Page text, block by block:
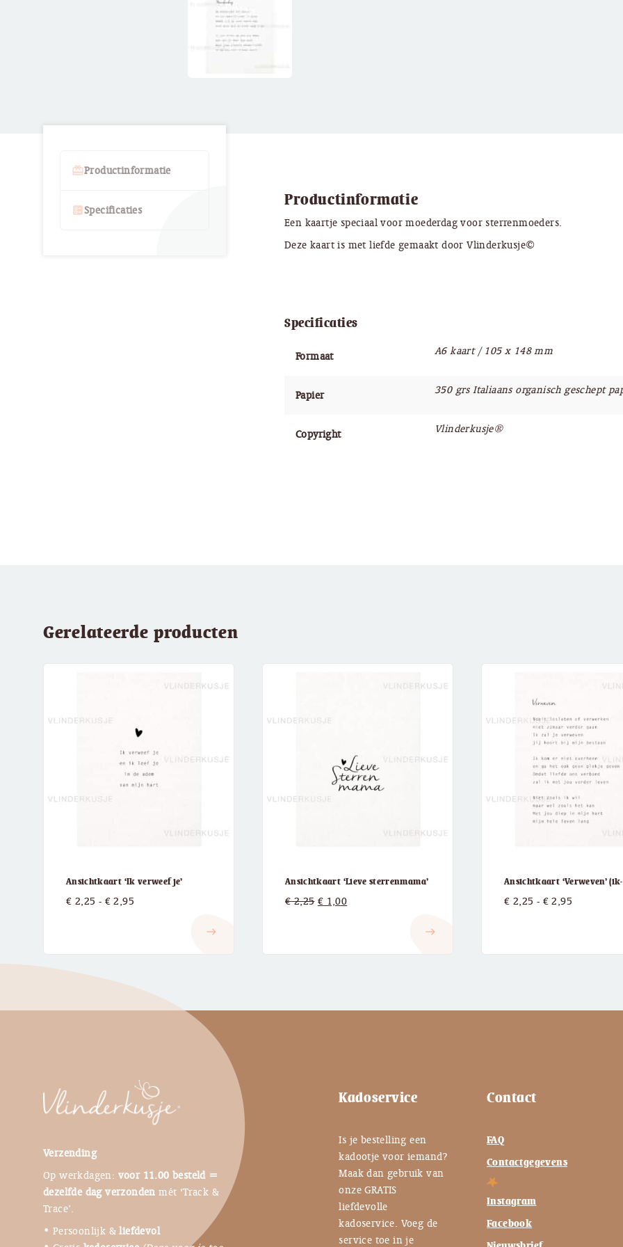
card_giftcardProductinformatie
ballotSpecificaties
Productinformatie
Een kaartje speciaal voor moederdag voor sterrenmoeders.
Deze kaart is met liefde gemaakt door Vlinderkusje©
Specificaties
Formaat A6 kaart / 105 x 148 mm
Papier 350 grs Italiaans organisch geschept
Copyright Vlinderkusje®
Gerelateerde producten
Ansichtkaart ‘Ik verweef je’
€ 2,25 - € 2,95
east
Ansichtkaart ‘Lieve sterrenmama’
€2,25 Oorspronkelijke
€ 1,00Huidige
east
Ansichtkaart ‘Verweven’
€ 2,25 - € 2,95
Verzending
Op werkdagen: voor 11.00 besteld =
dezelfde dag verzonden mét ‘Track &
Trace’.
• Persoonlijk &liefdevol
Kadoservice
Is je bestelling een
kadootje voor iemand?
Maak dan gebruik van
onze GRATIS
liefdevolle
kadoservice. Voeg de
service toe in je
Contact
FAQ
Contactgegevens
Instagram
Facebook